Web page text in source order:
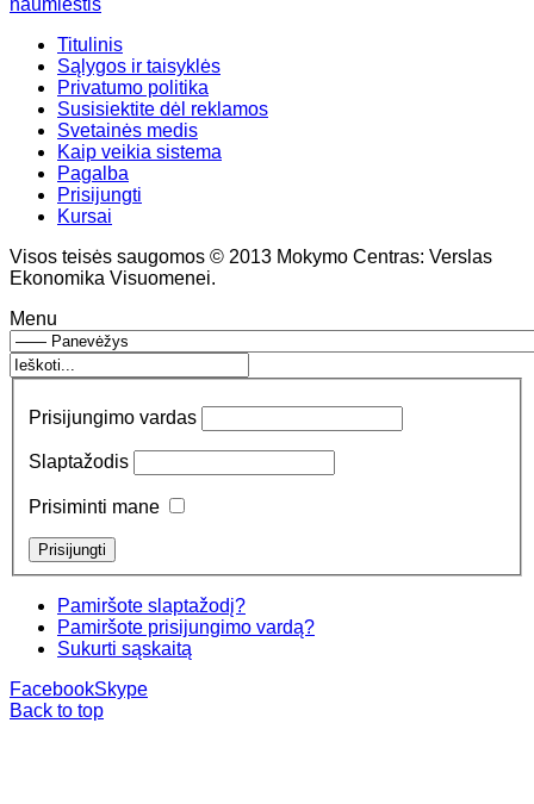
naumiestis
Titulinis
Sąlygos ir taisyklės
Privatumo politika
Susisiektite dėl reklamos
Svetainės medis
Kaip veikia sistema
Pagalba
Prisijungti
Kursai
Visos teisės saugomos © 2013 Mokymo Centras: Verslas
Ekonomika Visuomenei.
Menu
Prisijungimo vardas
Slaptažodis
Prisiminti mane
Pamiršote slaptažodį?
Pamiršote prisijungimo vardą?
Sukurti sąskaitą
FacebookSkype
Back to top